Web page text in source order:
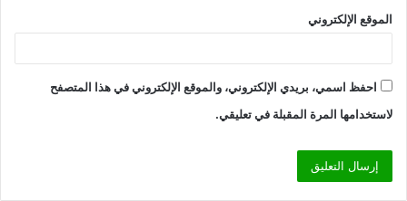
الموقع الإلكتروني
احفظ اسمي، بريدي الإلكتروني، والموقع الإلكتروني في هذا المتصفح
لاستخدامها المرة المقبلة في تعليقي.